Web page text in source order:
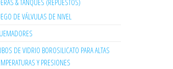
& TANQUES (REPUESTOS)
DE VÁLVULAS DE NIVEL
DE VIDRIO BOROSILICATO PARA ALTAS
Y PRESIONES